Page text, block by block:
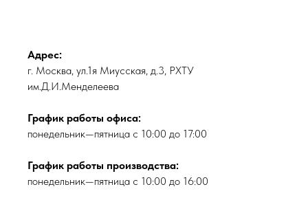
Адрес:
г. Москва, ул.1я Миусская, д.3, РХТУ
им.Д.И.Менделеева
График работы офиса:
понедельник—пятница с 10:00 до 17:00
График работы производства:
понедельник—пятница с 10:00 до 16:00